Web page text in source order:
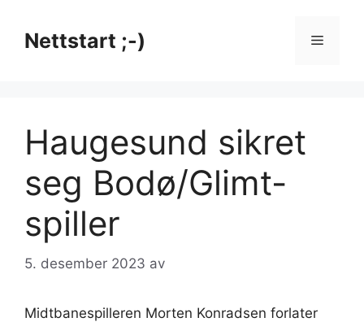
innholdNettstart ;-) Meny
Haugesund sikret
seg Bodø/Glimt-
spiller
5. desember 2023 av
Midtbanespilleren Morten Konradsen forlater